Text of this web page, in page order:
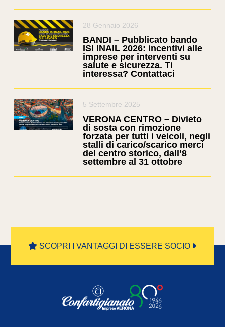
28 Gennaio 2026
BANDI – Pubblicato bando
ISI INAIL 2026: incentivi alle
imprese per interventi su
salute e sicurezza. Ti
interessa? Contattaci
5 Settembre 2025
VERONA CENTRO – Divieto
di sosta con rimozione
forzata per tutti i veicoli, negli
stalli di carico/scarico merci
del centro storico, dall’8
settembre al 31 ottobre
SCOPRI I VANTAGGI DI ESSERE SOCIO